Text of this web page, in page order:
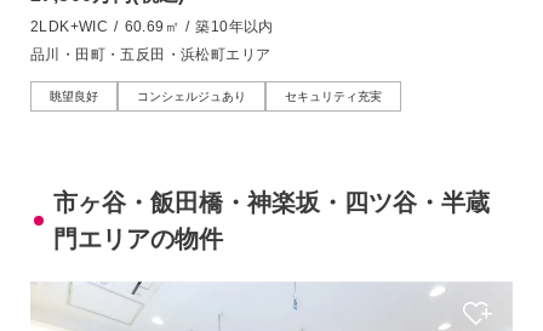
2LDK+WIC / 60.69㎡ / 築10年以内
品川・田町・五反田・浜松町エリア
眺望良好 コンシェルジュあり セキュリティ充実
市ヶ谷・飯田橋・神楽坂・四ツ谷・半蔵
門エリアの物件